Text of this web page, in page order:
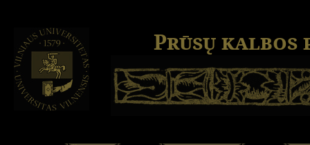
Prūsų kalbos